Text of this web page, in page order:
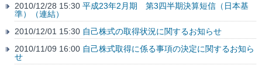
2010/12/28 15:30 平成23年2月期 第3四半期決算短信（日本基
準）（連結）
2010/12/01 15:30 自己株式の取得状況に関するお知らせ
2010/11/09 16:00 自己株式取得に係る事項の決定に関するお知ら
せ